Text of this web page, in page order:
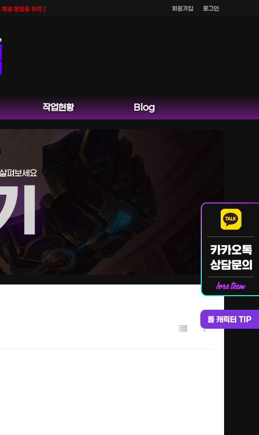
회원가입 로그인
운영을 하지 않으며 공식 홈페이지 카카오톡 외 다른 채팅은 운영하지 않습니다.
롤 캐릭터 TIP
작업현황 Blog